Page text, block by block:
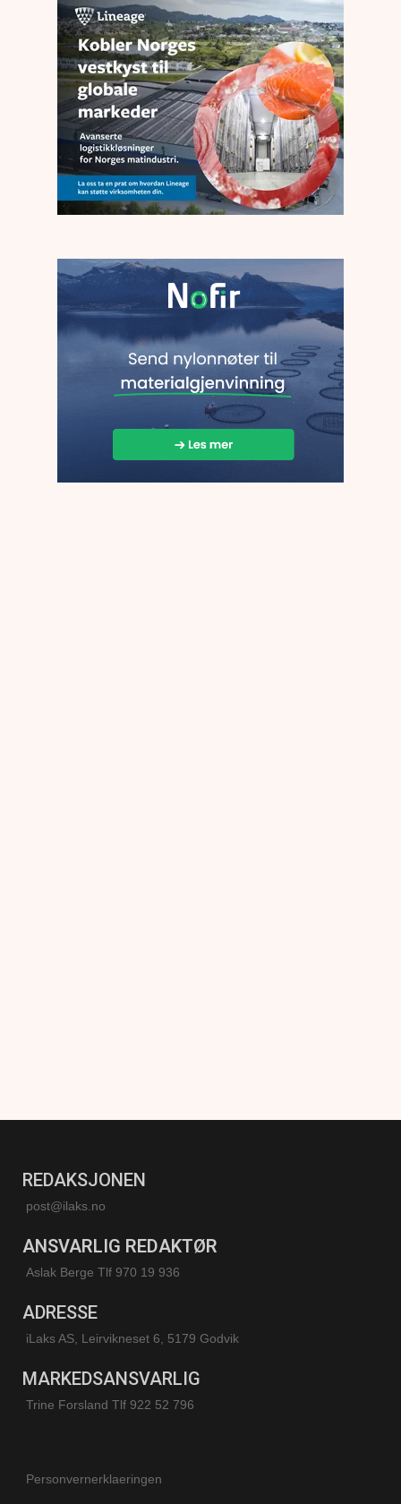
REDAKSJONEN
post@ilaks.no
ANSVARLIG REDAKTØR
Aslak Berge Tlf 970 19 936
ADRESSE
iLaks AS, Leirvikneset 6, 5179 Godvik
MARKEDSANSVARLIG
Trine Forsland Tlf 922 52 796
Personvernerklaeringen